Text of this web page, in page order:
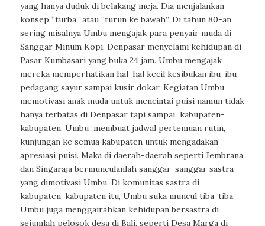
yang hanya duduk di belakang meja. Dia menjalankan
konsep “turba” atau “turun ke bawah”. Di tahun 80-an
sering misalnya Umbu mengajak para penyair muda di
Sanggar Minum Kopi, Denpasar menyelami kehidupan di
Pasar Kumbasari yang buka 24 jam. Umbu mengajak
mereka memperhatikan hal-hal kecil kesibukan ibu-ibu
pedagang sayur sampai kusir dokar. Kegiatan Umbu
memotivasi anak muda untuk mencintai puisi namun tidak
hanya terbatas di Denpasar tapi sampai kabupaten-
kabupaten. Umbu membuat jadwal pertemuan rutin,
kunjungan ke semua kabupaten untuk mengadakan
apresiasi puisi. Maka di daerah-daerah seperti Jembrana
dan Singaraja bermunculanlah sanggar-sanggar sastra
yang dimotivasi Umbu. Di komunitas sastra di
kabupaten-kabupaten itu, Umbu suka muncul tiba-tiba.
Umbu juga menggairahkan kehidupan bersastra di
sejumlah pelosok desa di Bali, seperti Desa Marga di